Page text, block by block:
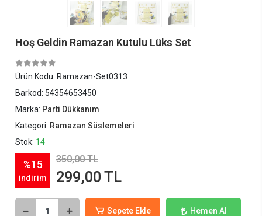
Hoş Geldin Ramazan Kutulu Lüks Set
Ürün Kodu: Ramazan-Set0313
Barkod: 54354653450
Marka: Parti Dükkanım
Kategori: Ramazan Süslemeleri
Stok: 14
%15
indirim
350,00 TL
299,00 TL
Sepete Ekle Hemen Al